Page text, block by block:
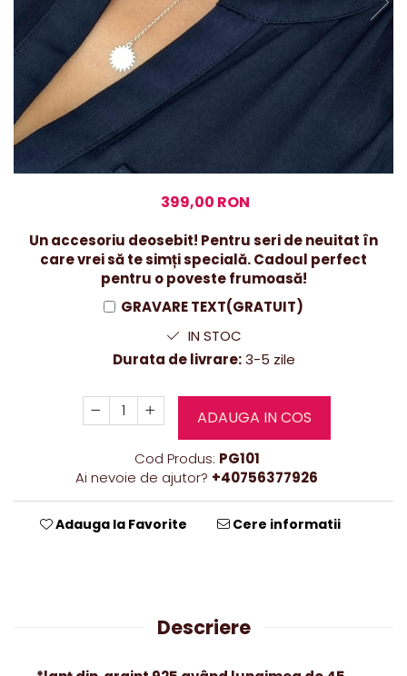
399,00 RON
Un accesoriu deosebit! Pentru seri de neuitat în
care vrei să te simți specială. Cadoul perfect
pentru o poveste frumoasă!
GRAVARE TEXT(GRATUIT)
IN STOC
Durata de livrare:3-5 zile
ADAUGA IN COS
Cod Produs: PG101
Ai nevoie de ajutor? +40756377926
Adauga la Favorite Cere informatii
Descriere